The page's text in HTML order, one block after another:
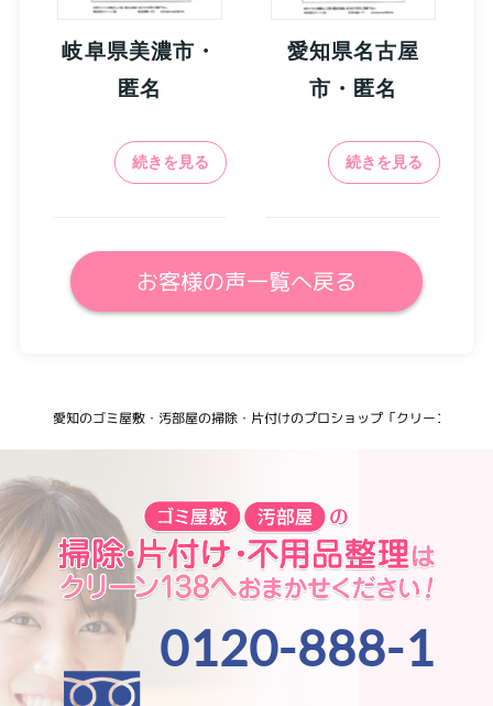
岐阜県美濃市・
匿名
続きを見る
愛知県名古屋
市・匿名
続きを見る
お客様の声一覧へ戻る
愛知のゴミ屋敷・汚部屋の掃除・片付けのプロショップ「クリーン138」
0120-888-1